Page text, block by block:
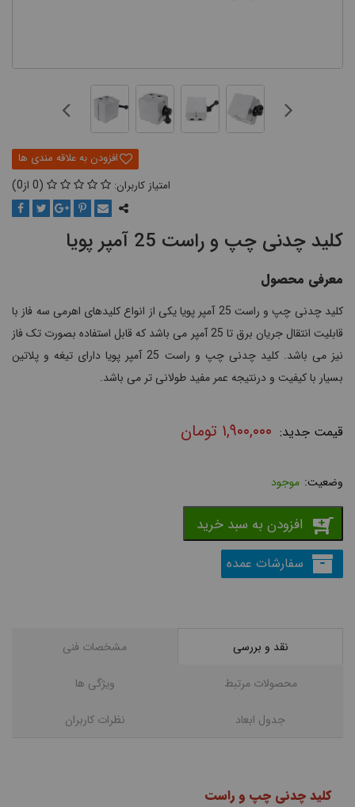
0
0
کلید چدنی چپ و راست 25 آمپر پویا
معرفی محصول
کلید چدنی چپ و راست 25 آمپر پویا یکی از انواع کلیدهای اهرمی سه فاز با
قابلیت انتقال جریان برق تا 25 آمپر می باشد که قابل استفاده بصورت تک فاز
نیز می باشد. کلید چدنی چپ و راست 25 آمپر پویا دارای تیغه و پلاتین
بسیار با کیفیت و درنتیجه عمر مفید طولانی تر می باشد.
۱,۹۰۰,۰۰۰ تومان
موجود
افزودن به سبد خرید
سفارشات عمده
نقد و بررسی مشخصات فنی
محصولات مرتبط ویژگی ها
جدول ابعاد نظرات کاربران
کلید چدنی چپ و راست